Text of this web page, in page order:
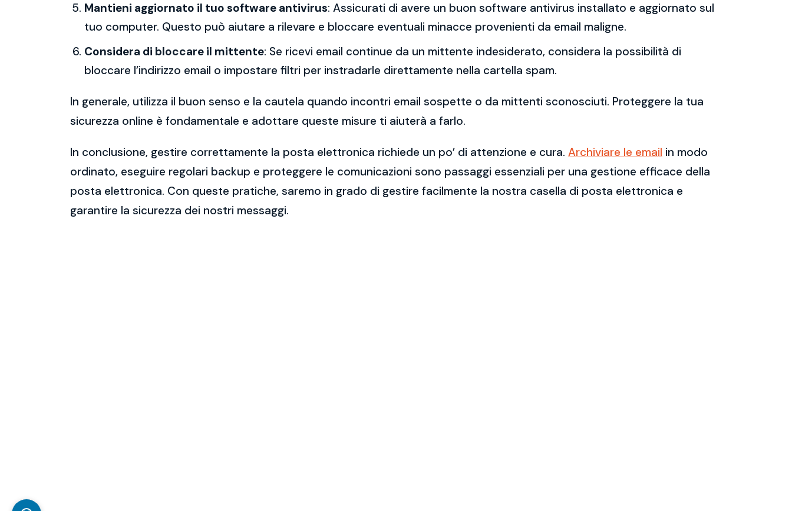
Mantieni aggiornato il tuo software antivirus: Assicurati di avere un buon software antivirus installato e aggiornato sul
tuo computer. Questo può aiutare a rilevare e bloccare eventuali minacce provenienti da email maligne.
Considera di bloccare il mittente: Se ricevi email continue da un mittente indesiderato, considera la possibilità di
bloccare l’indirizzo email o impostare filtri per instradarle direttamente nella cartella spam.
In generale, utilizza il buon senso e la cautela quando incontri email sospette o da mittenti sconosciuti. Proteggere la tua
sicurezza online è fondamentale e adottare queste misure ti aiuterà a farlo.
In conclusione, gestire correttamente la posta elettronica richiede un po’ di attenzione e cura. Archiviare le email in modo
ordinato, eseguire regolari backup e proteggere le comunicazioni sono passaggi essenziali per una gestione efficace della
posta elettronica. Con queste pratiche, saremo in grado di gestire facilmente la nostra casella di posta elettronica e
garantire la sicurezza dei nostri messaggi.